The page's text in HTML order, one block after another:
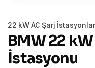
22 kW AC Şarj
BMW 22
İstasyonu